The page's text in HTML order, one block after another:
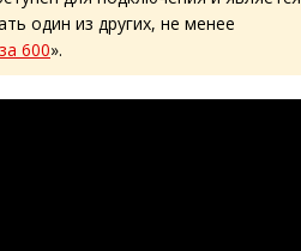
один из других, не менее
600».